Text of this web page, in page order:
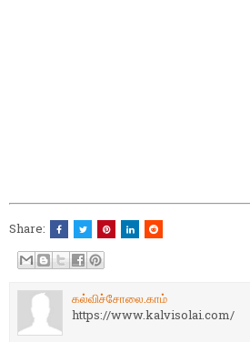
Share:
கல்விச்சோலை.காம்
https://www.kalvisolai.com/